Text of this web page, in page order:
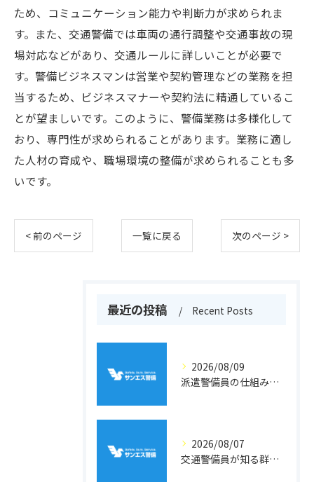
ため、コミュニケーション能力や判断力が求められま
す。また、交通警備では車両の通行調整や交通事故の現
場対応などがあり、交通ルールに詳しいことが必要で
す。警備ビジネスマンは営業や契約管理などの業務を担
当するため、ビジネスマナーや契約法に精通しているこ
とが望ましいです。このように、警備業務は多様化して
おり、専門性が求められることがあります。業務に適し
た人材の育成や、職場環境の整備が求められることも多
いです。
< 前のページ 一覧に戻る 次のページ >
最近の投稿 Recent Posts
2026/08/09
派遣警備員の仕組みと警備業の法律面を徹底解説
2026/08/07
交通警備員が知る群馬県吾妻郡高山村の地形と現場選びのポイント